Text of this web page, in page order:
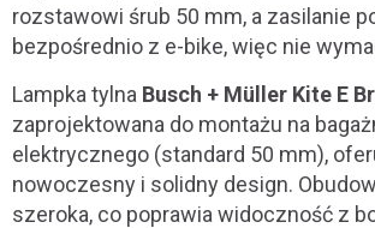
rozstawowi śrub 50 mm, a zasilanie
bezpośrednio z e-bike, więc nie
Lampka tylna Busch + Müller Kite E
zaprojektowana do montażu na
elektrycznego (standard 50 mm),
nowoczesny i solidny design.
szeroka, co poprawia widoczność z